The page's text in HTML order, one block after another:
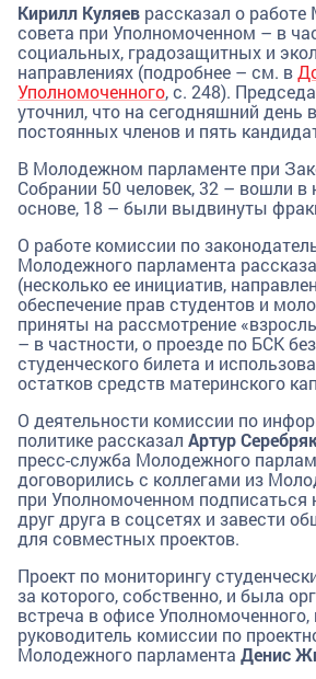
Кирилл Куляев рассказал о
совета при Уполномоченном – в
социальных, градозащитных и
направлениях (подробнее – см. в
Уполномоченного, с. 248).
уточнил, что на сегодняшний день
постоянных членов и пять
В Молодежном парламенте при
Собрании 50 человек, 32 – вошли в
основе, 18 – были выдвинуты
О работе комиссии по
Молодежного парламента
(несколько ее инициатив,
обеспечение прав студентов и
приняты на рассмотрение
– в частности, о проезде по БСК
студенческого билета и
остатков средств материнского
О деятельности комиссии по
политике рассказал Артур
пресс-служба Молодежного
договорились с коллегами из
при Уполномоченном подписаться
друг друга в соцсетях и завести
для совместных проектов.
Проект по мониторингу
за которого, собственно, и была
встреча в офисе Уполномоченного,
руководитель комиссии по
Молодежного парламента Денис